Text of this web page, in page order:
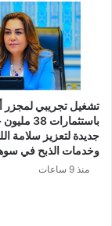
تشغيل تجريبي لمجزر
باستثمارات
جديدة لتعزيز سلامة
وخدمات الذبح في
منذ 9 ساعات